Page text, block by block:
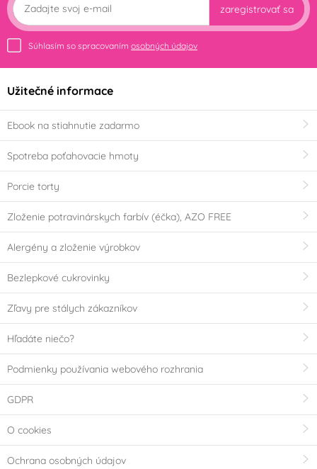
zaregistrovať sa
Súhlasím so spracovaním osobných údajov
Užitečné informace
Ebook na stiahnutie zadarmo
Spotreba poťahovacie hmoty
Porcie torty
Zloženie potravinárskych farbív (éčka), AZO FREE
Alergény a zloženie výrobkov
Bezlepkové cukrovinky
Zľavy pre stálych zákazníkov
Hľadáte niečo?
Podmienky používania webového rozhrania
GDPR
O cookies
Ochrana osobných údajov